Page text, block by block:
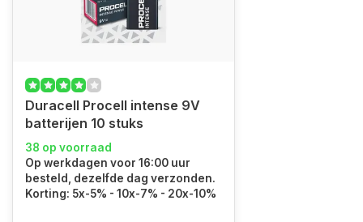
Duracell Procell intense 9V
batterijen 10 stuks
38 op voorraad
Op werkdagen voor 16:00 uur
besteld, dezelfde dag verzonden.
Korting: 5x-5% - 10x-7% - 20x-10%